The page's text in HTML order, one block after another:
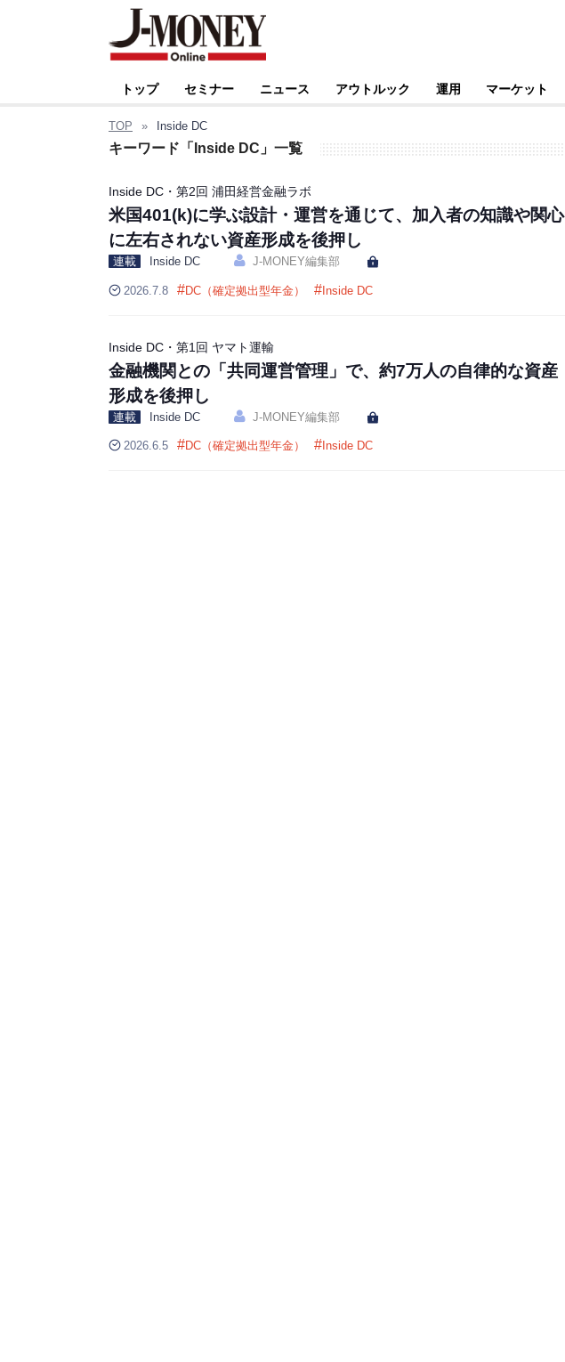
トップ セミナー ニュース アウトルック 運用 マーケット
TOP » Inside DC
キーワード「Inside DC」一覧
Inside DC・第2回 浦田経営金融ラボ
米国401(k)に学ぶ設計・運営を通じて、加入者の知識や関心
に左右されない資産形成を後押し
連載 Inside DC J-MONEY編集部
2026.7.8 #DC（確定拠出型年金） #Inside DC
Inside DC・第1回 ヤマト運輸
金融機関との「共同運営管理」で、約7万人の自律的な資産
形成を後押し
連載 Inside DC J-MONEY編集部
2026.6.5 #DC（確定拠出型年金） # Inside DC